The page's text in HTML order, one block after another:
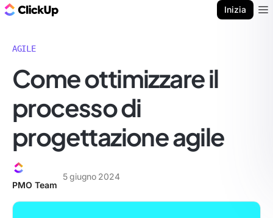
Inizia
AGILE
Come ottimizzare il
processo di
progettazione agile
PMO Team
5 giugno 2024